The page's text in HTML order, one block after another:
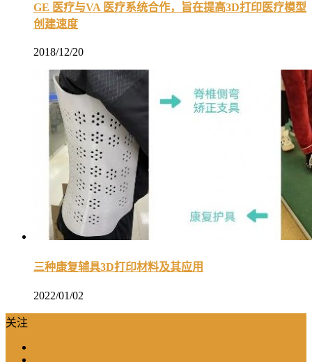
GE 医疗与VA 医疗系统合作，旨在提高3D打印医疗模型
创建速度
2018/12/20
三种康复辅具3D打印材料及其应用
2022/01/02
关注